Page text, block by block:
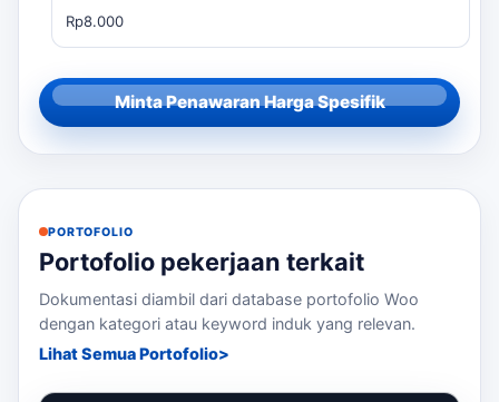
Rp8.000
Minta Penawaran Harga Spesifik
PORTOFOLIO
Portofolio pekerjaan terkait
Dokumentasi diambil dari database portofolio Woo
dengan kategori atau keyword induk yang relevan.
Lihat Semua Portofolio